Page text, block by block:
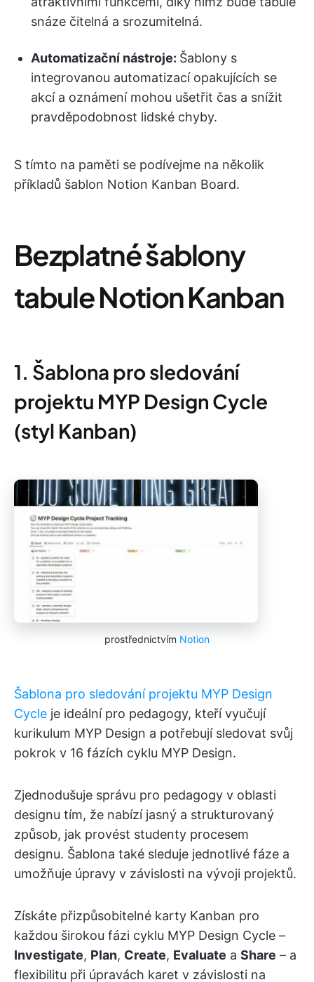
snáze čitelná a srozumitelná.
Automatizační nástroje: Šablony s
integrovanou automatizací opakujících se
akcí a oznámení mohou ušetřit čas a snížit
pravděpodobnost lidské chyby.
S tímto na paměti se podívejme na několik
příkladů šablon Notion Kanban Board.
Bezplatné šablony
tabule Notion Kanban
1. Šablona pro sledování
projektu MYP Design Cycle
(styl Kanban)
prostřednictvím Notion
Šablona pro sledování projektu MYP Design
Cycle je ideální pro pedagogy, kteří vyučují
kurikulum MYP Design a potřebují sledovat svůj
pokrok v 16 fázích cyklu MYP Design.
Zjednodušuje správu pro pedagogy v oblasti
designu tím, že nabízí jasný a strukturovaný
způsob, jak provést studenty procesem
designu. Šablona také sleduje jednotlivé fáze a
umožňuje úpravy v závislosti na vývoji projektů.
Získáte přizpůsobitelné karty Kanban pro
každou širokou fázi cyklu MYP Design Cycle –
Investigate, Plan, Create, Evaluate a Share – a
flexibilitu při úpravách karet v závislosti na